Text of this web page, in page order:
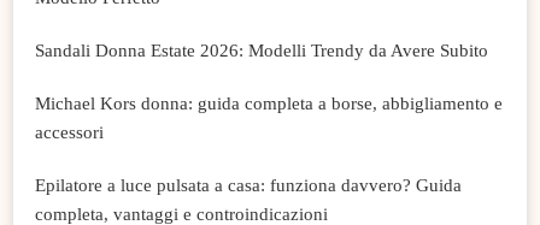
Sandali Donna Estate 2026: Modelli Trendy da Avere Subito
Michael Kors donna: guida completa a borse, abbigliamento e
accessori
Epilatore a luce pulsata a casa: funziona davvero? Guida
completa, vantaggi e controindicazioni